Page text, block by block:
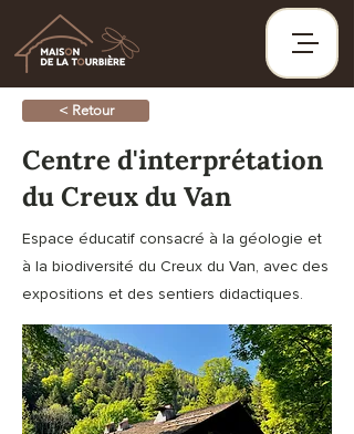
< Retour
Centre d'interprétation
du Creux du Van
Espace éducatif consacré à la géologie et
à la biodiversité du Creux du Van, avec des
expositions et des sentiers didactiques.